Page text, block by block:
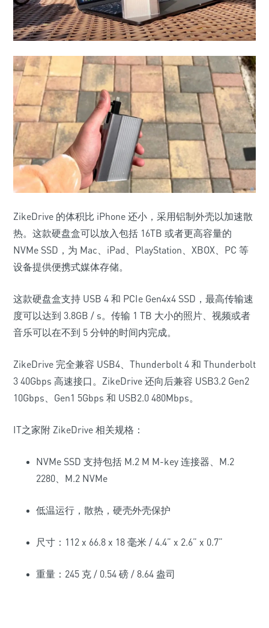
ZikeDrive 的体积比 iPhone 还小，采用铝制外壳以加速散
热。这款硬盘盒可以放入包括 16TB 或者更高容量的
NVMe SSD，为 Mac、iPad、PlayStation、XBOX、PC 等
设备提供便携式媒体存储。
这款硬盘盒支持 USB 4 和 PCIe Gen4x4 SSD，最高传输速
度可以达到 3.8GB / s。传输 1 TB 大小的照片、视频或者
音乐可以在不到 5 分钟的时间内完成。
ZikeDrive 完全兼容 USB4、Thunderbolt 4 和 Thunderbolt
3 40Gbps 高速接口。ZikeDrive 还向后兼容 USB3.2 Gen2
10Gbps、Gen1 5Gbps 和 USB2.0 480Mbps。
IT之家附 ZikeDrive 相关规格：
NVMe SSD 支持包括 M.2 M M-key 连接器、M.2
2280、M.2 NVMe
低温运行，散热，硬壳外壳保护
尺寸：112 x 66.8 x 18 毫米 / 4.4” x 2.6” x 0.7”
重量：245 克 / 0.54 磅 / 8.64 盎司